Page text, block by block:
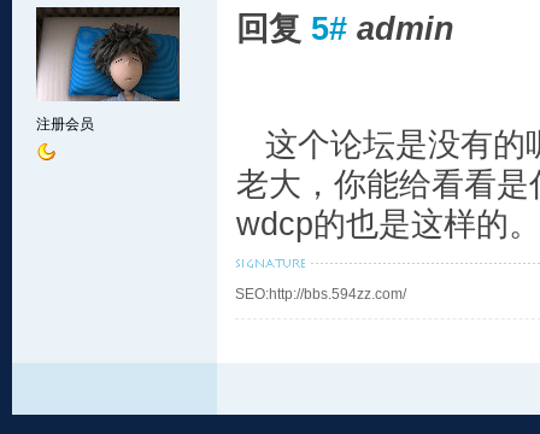
注册会员
回复 5# admin
这个论坛是没有的
老大，你能给看看
wdcp的也是这样的。
SEO:http://bbs.594zz.com/